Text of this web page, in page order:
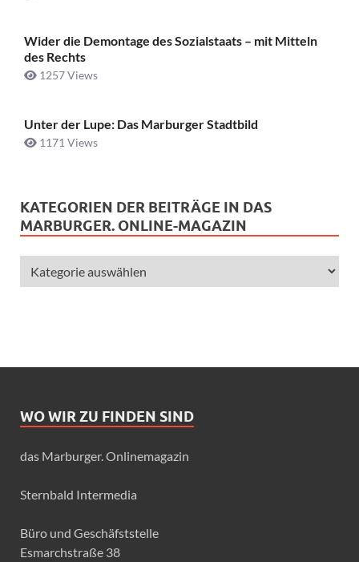
Wider die Demontage des Sozialstaats – mit Mitteln
des Rechts
1257 Views
Unter der Lupe: Das Marburger Stadtbild
1171 Views
KATEGORIEN DER BEITRÄGE IN DAS
MARBURGER. ONLINE-MAGAZIN
WO WIR ZU FINDEN SIND
das Marburger. Onlinemagazin
Sternbald Intermedia
Büro und Geschäfststelle
Esmarchstraße 38